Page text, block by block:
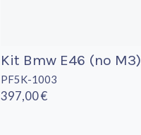
Kit Bmw E46 (no M3)
PF5K-1003
397,00 €